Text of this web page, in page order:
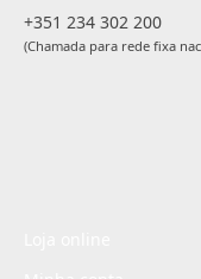
+351 234 302 200
(Chamada para rede fixa